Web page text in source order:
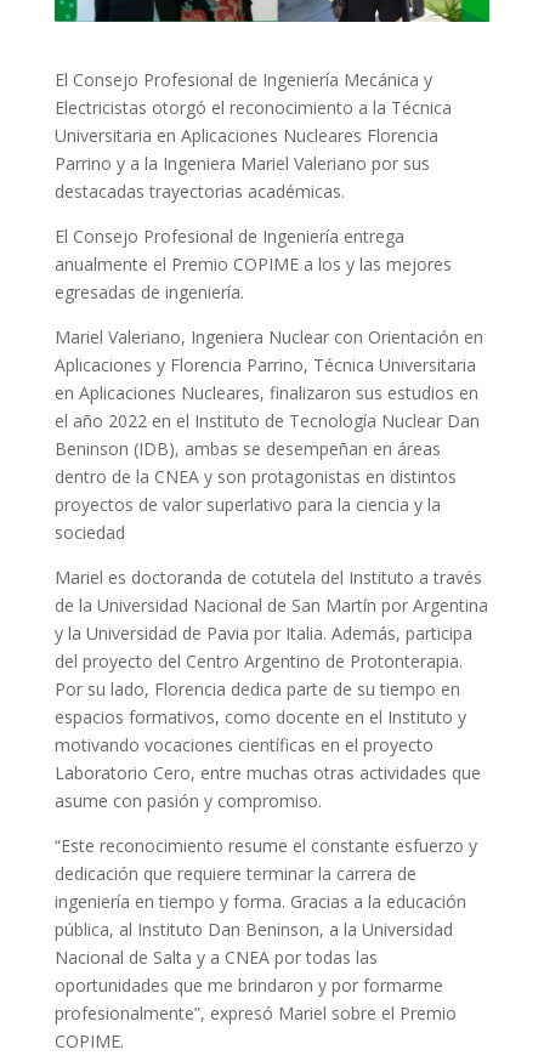
El Consejo Profesional de Ingeniería Mecánica y
Electricistas otorgó el reconocimiento a la Técnica
Universitaria en Aplicaciones Nucleares Florencia
Parrino y a la Ingeniera Mariel Valeriano por sus
destacadas trayectorias académicas.
El Consejo Profesional de Ingeniería entrega
anualmente el Premio COPIME a los y las mejores
egresadas de ingeniería.
Mariel Valeriano, Ingeniera Nuclear con Orientación en
Aplicaciones y Florencia Parrino, Técnica Universitaria
en Aplicaciones Nucleares, finalizaron sus estudios en
el año 2022 en el Instituto de Tecnología Nuclear Dan
Beninson (IDB), ambas se desempeñan en áreas
dentro de la CNEA y son protagonistas en distintos
proyectos de valor superlativo para la ciencia y la
sociedad
Mariel es doctoranda de cotutela del Instituto a través
de la Universidad Nacional de San Martín por Argentina
y la Universidad de Pavia por Italia. Además, participa
del proyecto del Centro Argentino de Protonterapia.
Por su lado, Florencia dedica parte de su tiempo en
espacios formativos, como docente en el Instituto y
motivando vocaciones científicas en el proyecto
Laboratorio Cero, entre muchas otras actividades que
asume con pasión y compromiso.
“Este reconocimiento resume el constante esfuerzo y
dedicación que requiere terminar la carrera de
ingeniería en tiempo y forma. Gracias a la educación
pública, al Instituto Dan Beninson, a la Universidad
Nacional de Salta y a CNEA por todas las
oportunidades que me brindaron y por formarme
profesionalmente”, expresó Mariel sobre el Premio
COPIME.